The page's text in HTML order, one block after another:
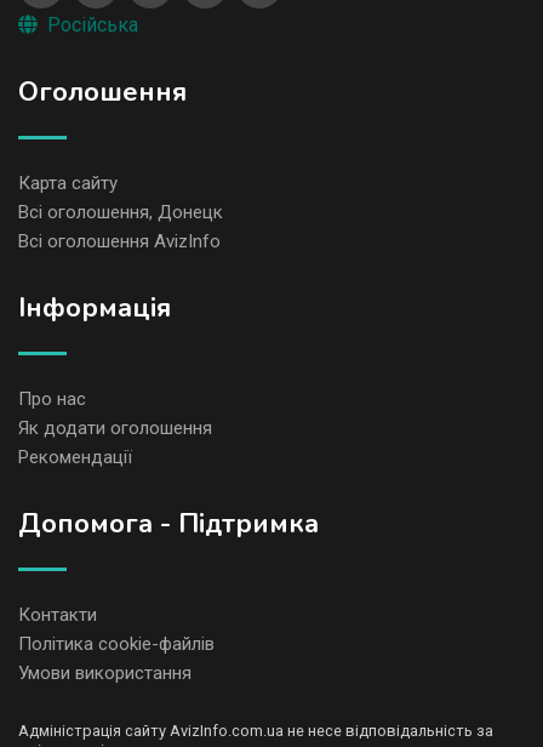
Російська
Оголошення
Карта сайту
Всі оголошення, Донецк
Всі оголошення AvizInfo
Iнформація
Про нас
Як додати оголошення
Рекомендації
Допомога - Підтримка
Контакти
Політика cookie-файлів
Умови використання
Адміністрація сайту AvizInfo.com.ua не несе відповідальність за